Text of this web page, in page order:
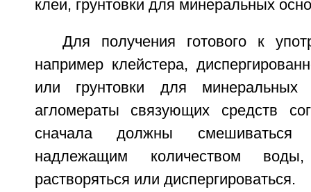
клеи, грунтовки для минеральных
Для получения готового к
например клейстера,
или грунтовки для минеральных
агломераты связующих средств
сначала должны смешиваться
надлежащим количеством
растворяться или диспергироваться.